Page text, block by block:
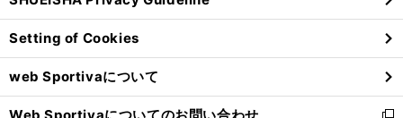
ン
ド
ウ
で
開
く
Setting of Cookies
web Sportivaについて